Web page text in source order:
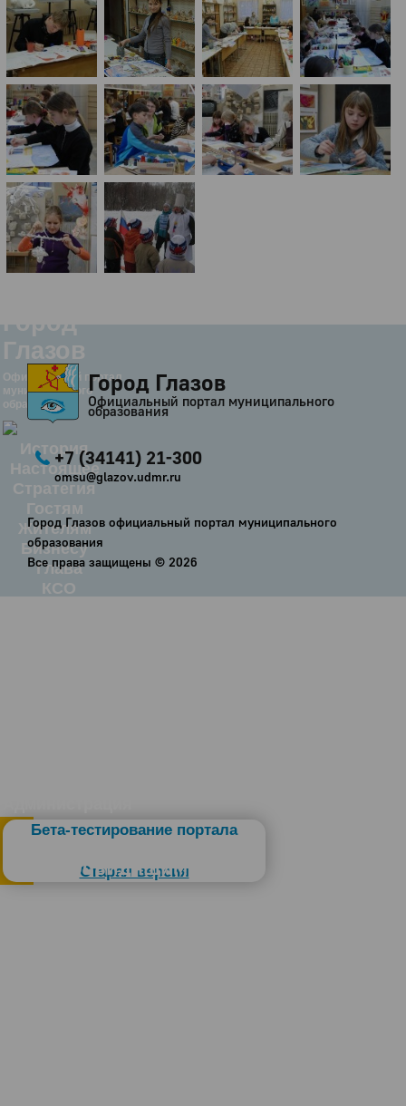
Город
Глазов
Официальный портал
муниципального
образования
История
Настоящее
Стратегия
Гостям
Жителям
Бизнесу
Глава
КСО
Бета-тестирование портала
Старая версия
Слабовидящим
Город Глазов
Официальный портал муниципального
образования
+7 (34141) 21-300
omsu@glazov.udmr.ru
Город Глазов официальный портал муниципального
образования
Все права защищены © 2026